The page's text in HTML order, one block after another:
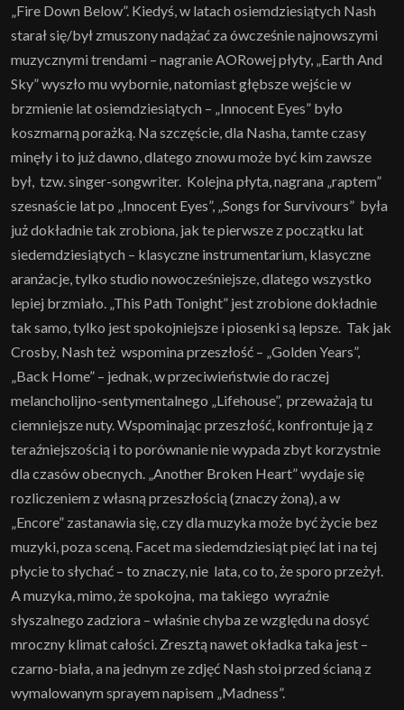
„Fire Down Below”. Kiedyś, w latach osiemdziesiątych Nash
starał się/był zmuszony nadążać za ówcześnie najnowszymi
muzycznymi trendami – nagranie AORowej płyty, „Earth And
Sky” wyszło mu wybornie, natomiast głębsze wejście w
brzmienie lat osiemdziesiątych – „Innocent Eyes” było
koszmarną porażką. Na szczęście, dla Nasha, tamte czasy
minęły i to już dawno, dlatego znowu może być kim zawsze
był, tzw. singer-songwriter. Kolejna płyta, nagrana „raptem”
szesnaście lat po „Innocent Eyes”, „Songs for Survivours” była
już dokładnie tak zrobiona, jak te pierwsze z początku lat
siedemdziesiątych – klasyczne instrumentarium, klasyczne
aranżacje, tylko studio nowocześniejsze, dlatego wszystko
lepiej brzmiało. „This Path Tonight” jest zrobione dokładnie
tak samo, tylko jest spokojniejsze i piosenki są lepsze. Tak jak
Crosby, Nash też wspomina przeszłość – „Golden Years”,
„Back Home” – jednak, w przeciwieństwie do raczej
melancholijno-sentymentalnego „Lifehouse”, przeważają tu
ciemniejsze nuty. Wspominając przeszłość, konfrontuje ją z
teraźniejszością i to porównanie nie wypada zbyt korzystnie
dla czasów obecnych. „Another Broken Heart” wydaje się
rozliczeniem z własną przeszłością (znaczy żoną), a w
„Encore” zastanawia się, czy dla muzyka może być życie bez
muzyki, poza sceną. Facet ma siedemdziesiąt pięć lat i na tej
płycie to słychać – to znaczy, nie lata, co to, że sporo przeżył.
A muzyka, mimo, że spokojna, ma takiego wyraźnie
słyszalnego zadziora – właśnie chyba ze względu na dosyć
mroczny klimat całości. Zresztą nawet okładka taka jest –
czarno-biała, a na jednym ze zdjęć Nash stoi przed ścianą z
wymalowanym sprayem napisem „Madness”.